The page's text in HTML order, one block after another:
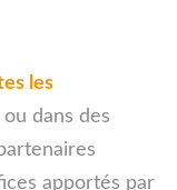
les
dans des
apportés par